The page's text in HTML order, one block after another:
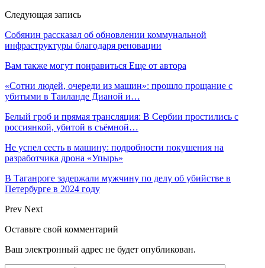
Следующая запись
Собянин рассказал об обновлении коммунальной
инфраструктуры благодаря реновации
Вам также могут понравиться Еще от автора
«Сотни людей, очереди из машин»: прошло прощание с
убитыми в Таиланде Дианой и…
Белый гроб и прямая трансляция: В Сербии простились с
россиянкой, убитой в съёмной…
Не успел сесть в машину: подробности покушения на
разработчика дрона «Упырь»
В Таганроге задержали мужчину по делу об убийстве в
Петербурге в 2024 году
Prev Next
Оставьте свой комментарий
Ваш электронный адрес не будет опубликован.